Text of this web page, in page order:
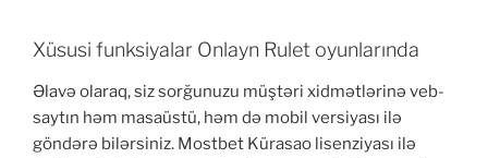
Xüsusi funksiyalar Onlayn Rulet oyunlarında
Əlavə olaraq, siz sorğunuzu müştəri xidmətlərinə veb-
saytın həm masaüstü, həm də mobil versiyası ilə
göndərə bilərsiniz. Mostbet Kürasao lisenziyası ilə